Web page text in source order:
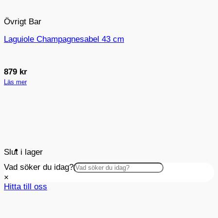
Slut i lager
Övrigt Bar
Laguiole Champagnesabel 43 cm
879 kr
Läs mer
Vad söker du idag?
×
Hitta till oss